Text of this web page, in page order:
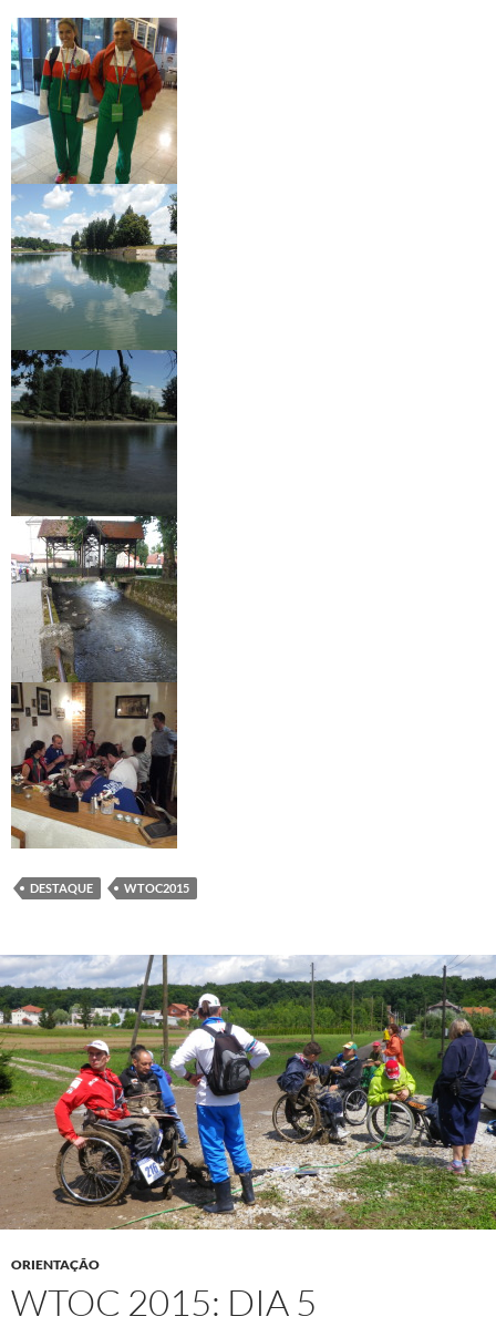
DESTAQUE WTOC2015
ORIENTAÇÃO
WTOC 2015: DIA 5